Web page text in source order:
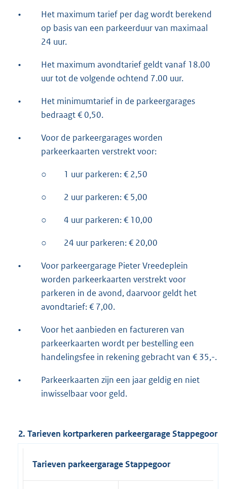
•
Het maximum tarief per dag wordt berekend
op basis van een parkeerduur van maximaal
24 uur.
•
Het maximum avondtarief geldt vanaf 18.00
uur tot de volgende ochtend 7.00 uur.
•
Het minimumtarief in de parkeergarages
bedraagt € 0,50.
•
Voor de parkeergarages worden
parkeerkaarten verstrekt voor:
○ 1 uur parkeren: € 2,50
○ 2 uur parkeren: € 5,00
○ 4 uur parkeren: € 10,00
○ 24 uur parkeren: € 20,00
•
Voor parkeergarage Pieter Vreedeplein
worden parkeerkaarten verstrekt voor
parkeren in de avond, daarvoor geldt het
avondtarief: € 7,00.
•
Voor het aanbieden en factureren van
parkeerkaarten wordt per bestelling een
handelingsfee in rekening gebracht van € 35,-.
•
Parkeerkaarten zijn een jaar geldig en niet
inwisselbaar voor geld.
2. Tarieven kortparkeren parkeergarage Stappegoor
Tarieven parkeergarage Stappegoor